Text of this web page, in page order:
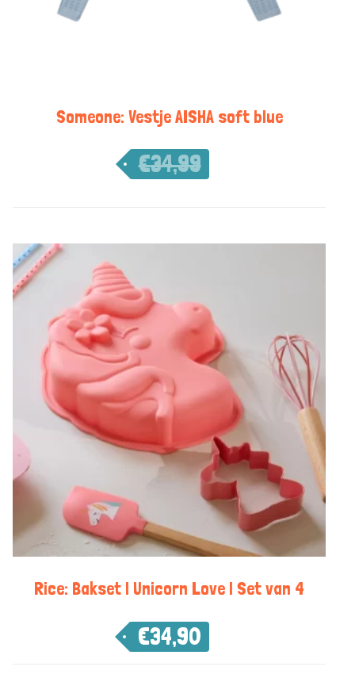
Someone: Vestje AISHA soft blue
€34,99
Rice: Bakset | Unicorn Love | Set van 4
€34,90